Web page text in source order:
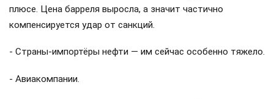
плюсе. Цена барреля выросла, а значит частично
компенсируется удар от санкций.
- Страны-импортёры нефти — им сейчас особенно тяжело.
- Авиакомпании.